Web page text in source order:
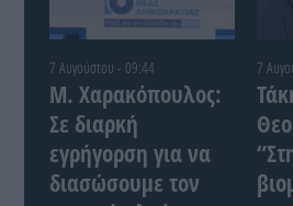
7 Αυγούστου - 09:44
Μ. Χαρακόπουλος:
Σε διαρκή
εγρήγορση για να
διασώσουμε τον
7